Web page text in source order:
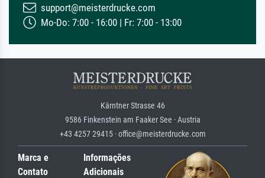
support@meisterdrucke.com
Mo-Do: 7:00 - 16:00 | Fr: 7:00 - 13:00
Kärntner Strasse 46
9586 Finkenstein am Faaker See · Austria
+43 4257 29415 · office@meisterdrucke.com
Marca e
Contato
Informações
Adicionais